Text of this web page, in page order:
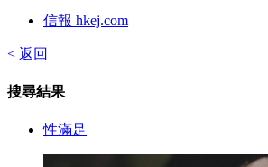
信報 hkej.com
< 返回
搜尋結果
性滿足